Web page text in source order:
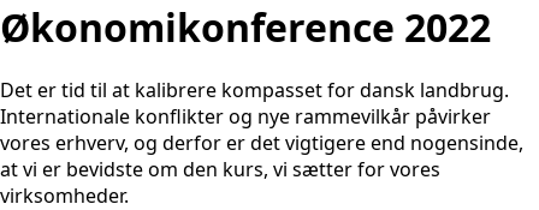
Økonomikonference 2022
Det er tid til at kalibrere kompasset for dansk landbrug.
Internationale konflikter og nye rammevilkår påvirker
vores erhverv, og derfor er det vigtigere end nogensinde,
at vi er bevidste om den kurs, vi sætter for vores
virksomheder.